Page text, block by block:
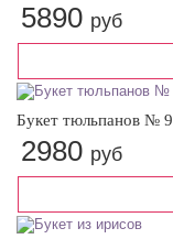
5890 руб
Букет тюльпанов № 9
2980 руб